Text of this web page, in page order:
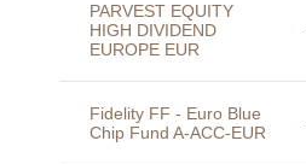
PARVEST EQUITY
HIGH DIVIDEND
EUROPE EUR
Fidelity FF - Euro Blue
Chip Fund A-ACC-EUR